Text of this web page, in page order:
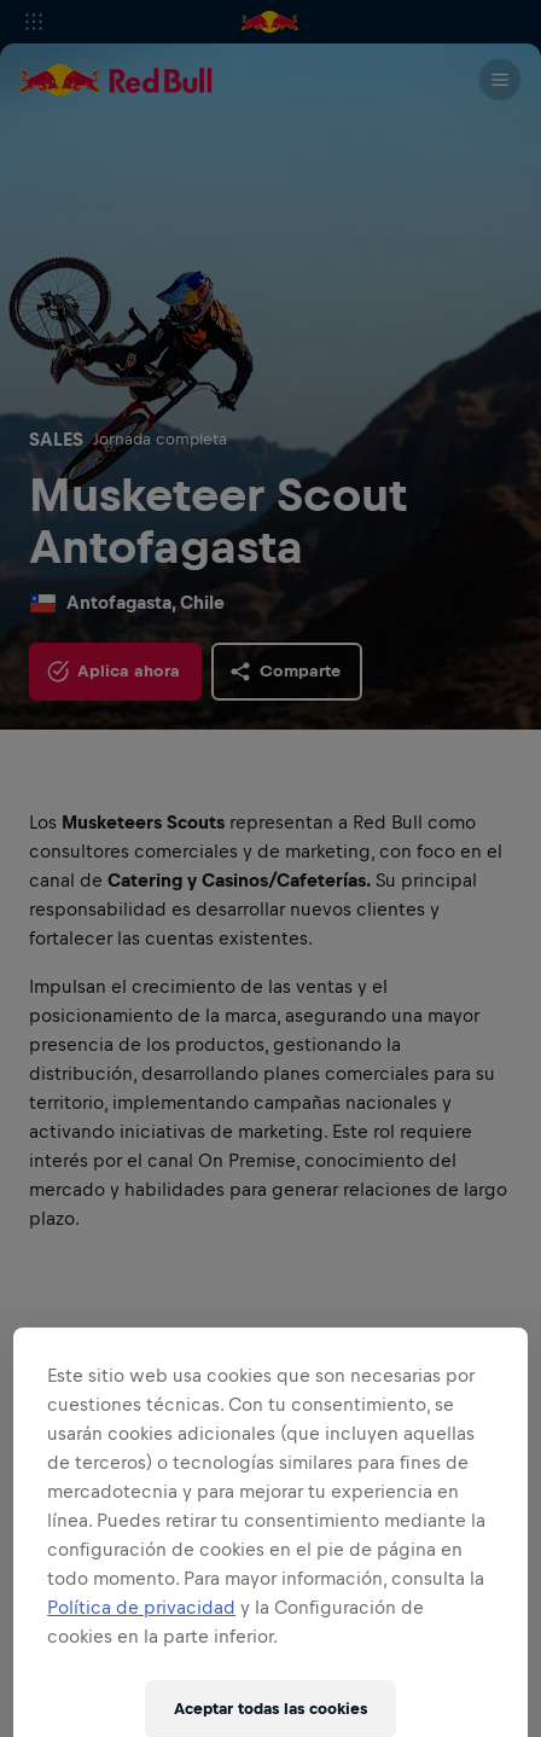
SALES Jornada completa
Musketeer Scout
Antofagasta
Antofagasta, Chile
Aplica ahora Comparte
Los Musketeers Scouts representan a Red Bull como
consultores comerciales y de marketing, con foco en el
canal de Catering y Casinos/Cafeterías. Su principal
responsabilidad es desarrollar nuevos clientes y
fortalecer las cuentas existentes.
Impulsan el crecimiento de las ventas y el
posicionamiento de la marca, asegurando una mayor
presencia de los productos, gestionando la
distribución, desarrollando planes comerciales para su
territorio, implementando campañas nacionales y
activando iniciativas de marketing. Este rol requiere
interés por el canal On Premise, conocimiento del
mercado y habilidades para generar relaciones de largo
plazo.
RESPONSABILIDADES
Áreas que se adaptan a tus
fortalezas
Todas las responsabilidades que te
confiaremos:
Ampliar todas
Este sitio web usa cookies que son necesarias por
cuestiones técnicas. Con tu consentimiento, se
usarán cookies adicionales (que incluyen aquellas
de terceros) o tecnologías similares para fines de
mercadotecnia y para mejorar tu experiencia en
línea. Puedes retirar tu consentimiento mediante la
configuración de cookies en el pie de página en
todo momento. Para mayor información, consulta la
Política de privacidad y la Configuración de
cookies en la parte inferior.
Aceptar todas las cookies